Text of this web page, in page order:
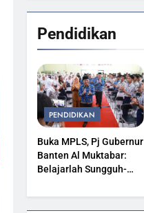
Pendidikan
PENDIDIKAN
Buka MPLS, Pj Gubernur
Banten Al Muktabar:
Belajarlah Sungguh-